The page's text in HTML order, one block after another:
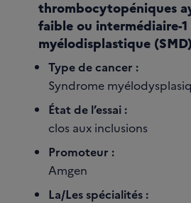
thrombocytopéniques
faible ou intermédiaire-
myélodisplastique
Type de cancer :
Syndrome
État de l’essai :
clos aux inclusions
Promoteur :
Amgen
La/Les spécialités :